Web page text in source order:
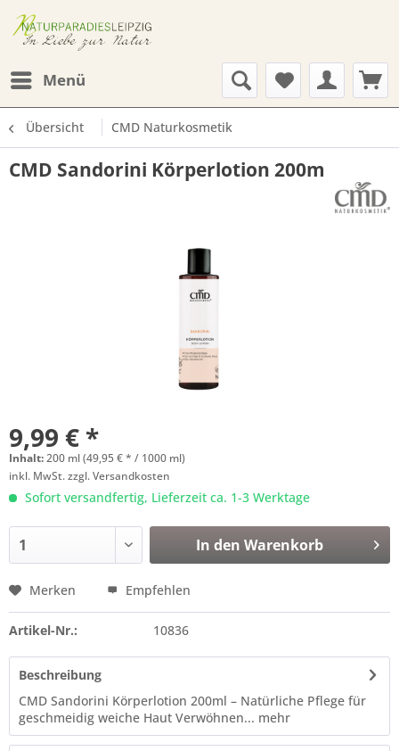
Menü
Übersicht CMD Naturkosmetik
CMD Sandorini Körperlotion 200m
9,99 € *
Inhalt:200 ml (49,95 € * / 1000 ml)
inkl. MwSt.zzgl. Versandkosten
Sofort versandfertig, Lieferzeit ca. 1-3 Werktage
In den Warenkorb
Merken Empfehlen
Artikel-Nr.: 10836
Beschreibung
CMD Sandorini Körperlotion 200ml – Natürliche Pflege für
geschmeidig weiche Haut Verwöhnen... mehr